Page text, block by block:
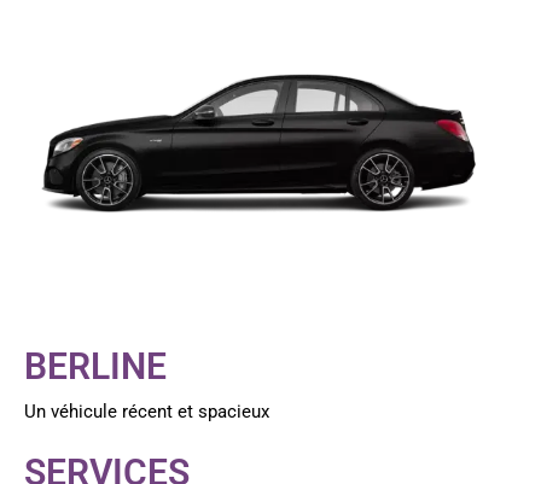
BERLINE
Un véhicule récent et spacieux
SERVICES